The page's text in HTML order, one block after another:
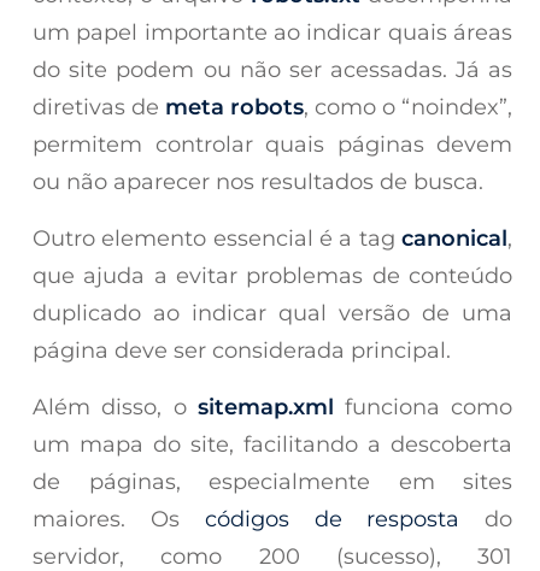
um papel importante ao indicar quais áreas
do site podem ou não ser acessadas. Já as
diretivas de meta robots, como o “noindex”,
permitem controlar quais páginas devem
ou não aparecer nos resultados de busca.
Outro elemento essencial é a tagcanonical,
que ajuda a evitar problemas de conteúdo
duplicado ao indicar qual versão de uma
página deve ser considerada principal.
Além disso, o sitemap.xml funciona como
um mapa do site, facilitando a descoberta
de páginas, especialmente em sites
maiores. Os
códigos de resposta
do
servidor, como 200 (sucesso), 301